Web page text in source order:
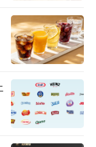
企的乳蛋白深
蛋白提取工艺
一工艺要经过
导致蛋白活性